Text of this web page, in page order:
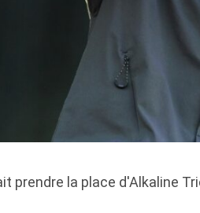
prendre la place d'Alkaline